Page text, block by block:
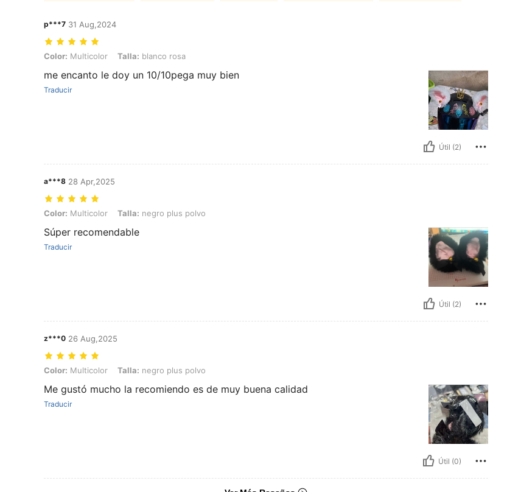
p***7 31 Aug,2024
Color: Multicolor, Talla: blanco rosa
Color: Multicolor Talla: blanco rosa
me encanto le doy un 10/10pega muy bien
Traducir
Útil (2)
a***8 28 Apr,2025
Color: Multicolor, Talla: negro plus polvo
Color: Multicolor Talla: negro plus polvo
Súper recomendable
Traducir
Útil (2)
z***0 26 Aug,2025
Color: Multicolor, Talla: negro plus polvo
Color: Multicolor Talla: negro plus polvo
Me gustó mucho la recomiendo es de muy buena calidad
Traducir
Útil (0)